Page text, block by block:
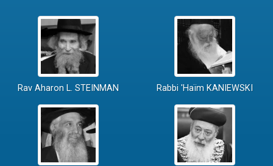
Rav Aharon L. STEINMAN Rabbi 'Haïm KANIEWSKI